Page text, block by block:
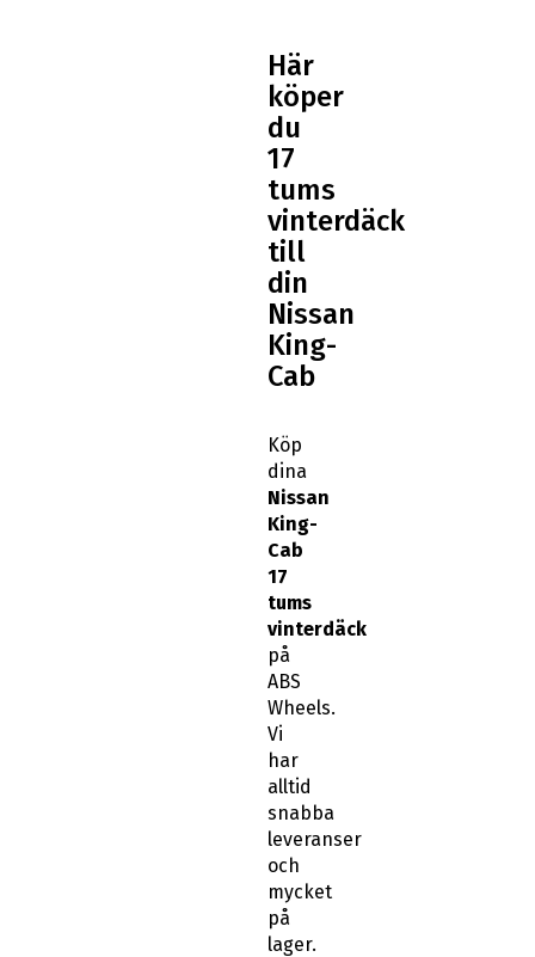
Här
köper
du
17
tums
vinterdäck
till
din
Nissan
King-
Cab
Köp
dina
Nissan
King-
Cab
17
tums
vinterdäck
på
ABS
Wheels.
Vi
har
alltid
snabba
leveranser
och
mycket
på
lager.